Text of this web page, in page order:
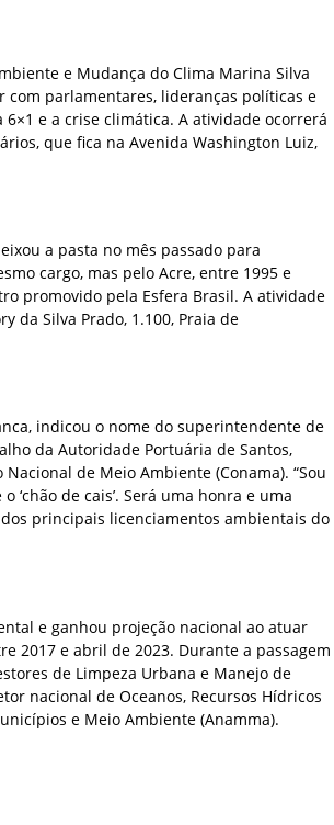
e Mudança do Clima Marina Silva
com parlamentares, lideranças políticas e
e a crise climática. A atividade ocorrerá
que fica na Avenida Washington Luiz,
a pasta no mês passado para
cargo, mas pelo Acre, entre 1995 e
promovido pela Esfera Brasil. A atividade
da Silva Prado, 1.100, Praia de
indicou o nome do superintendente de
da Autoridade Portuária de Santos,
de Meio Ambiente (Conama). “Sou
de cais’. Será uma honra e uma
principais licenciamentos ambientais do
e ganhou projeção nacional ao atuar
2017 e abril de 2023. Durante a passagem
de Limpeza Urbana e Manejo de
nacional de Oceanos, Recursos Hídricos
e Meio Ambiente (Anamma).